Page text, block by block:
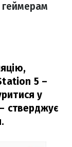
геймерам
5 –
у
– стверджує